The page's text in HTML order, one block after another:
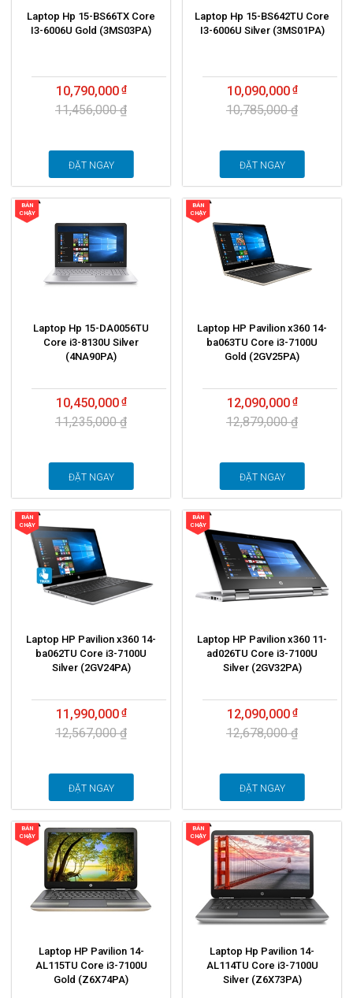
Laptop Hp 15-BS66TX Core
I3-6006U Gold (3MS03PA)
10,790,000
11,456,000 ₫
ĐẶT NGAY
Laptop Hp 15-BS642TU Core
I3-6006U Silver (3MS01PA)
10,090,000
10,785,000 ₫
ĐẶT NGAY
BÁN
CHẠY
Laptop Hp 15-DA0056TU
Core i3-8130U Silver
(4NA90PA)
10,450,000
11,235,000 ₫
ĐẶT NGAY
BÁN
CHẠY
Laptop HP Pavilion x360 14-
ba063TU Core i3-7100U
Gold (2GV25PA)
12,090,000
12,879,000 ₫
ĐẶT NGAY
BÁN
CHẠY
Laptop HP Pavilion x360 14-
ba062TU Core i3-7100U
Silver (2GV24PA)
11,990,000
12,567,000 ₫
ĐẶT NGAY
BÁN
CHẠY
Laptop HP Pavilion x360 11-
ad026TU Core i3-7100U
Silver (2GV32PA)
12,090,000
12,678,000 ₫
ĐẶT NGAY
BÁN
CHẠY
Laptop HP Pavilion 14-
AL115TU Core i3-7100U
Gold (Z6X74PA)
BÁN
CHẠY
Laptop Hp Pavilion 14-
AL114TU Core i3-7100U
Silver (Z6X73PA)